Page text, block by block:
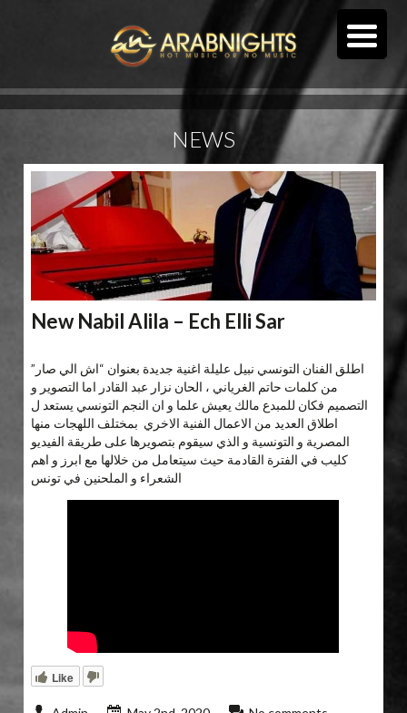
NEWS
New Nabil Alila – Ech Elli Sar
اطلق الفنان التونسي نبيل عليلة اغنية جديدة بعنوان “اش الي صار”
من كلمات حاتم الغرياني ، الحان نزار عبد القادر اما التصوير و
التصميم فكان للمبدع مالك يعيش علما و ان النجم التونسي يستعد ل
اطلاق العديد من الاعمال الفنية الاخري بمختلف اللهجات منها
المصرية و التونسية و الذي سيقوم بتصويرها على طريقة الفيديو
كليب في الفترة القادمة حيث سيتعامل من خلالها مع ابرز و اهم
الشعراء و الملحنين في تونس
Like